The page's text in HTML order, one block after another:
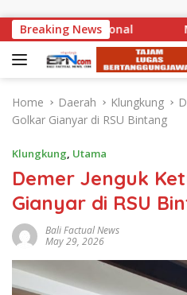
Breaking News
Nasional Mobil
Home Daerah Klungkung
Golkar Gianyar di RSU Bintang
Klungkung, Utama
Demer Jenguk
Gianyar di RSU
Bali Factual News
May 29, 2026